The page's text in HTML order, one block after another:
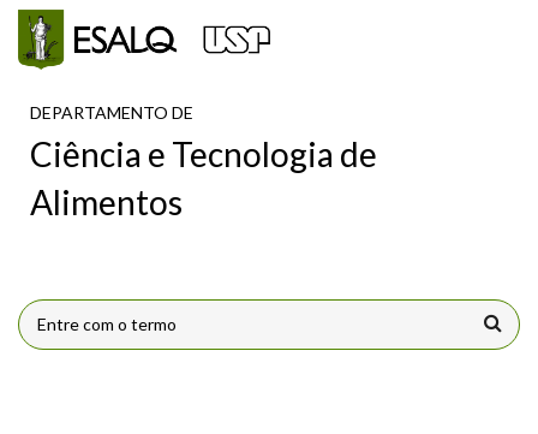
Pular para o conteúdo principal
DEPARTAMENTO DE
Ciência e Tecnologia de
Alimentos
FORMULÁRIO DE BUSCA